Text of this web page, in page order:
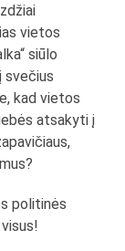
vietos
siūlo
svečius
kad vietos
atsakyti į
politinės